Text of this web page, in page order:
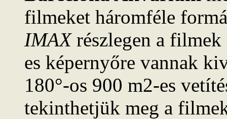
filmeket háromféle
IMAXrészlegen a filmek
es képernyőre vannak
180°-os 900 m2-es
tekinthetjük meg a